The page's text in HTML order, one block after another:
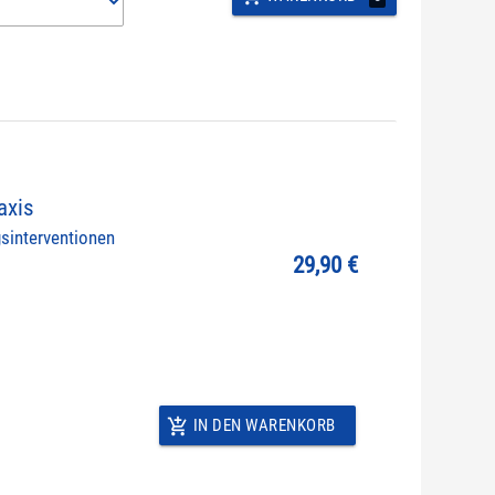
29,90 €
add_shopping_cart IN DEN WARENKORB